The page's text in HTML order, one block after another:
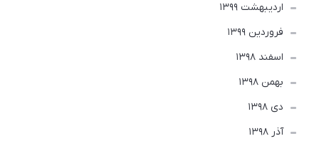
ارديبهشت 1399
فروردین 1399
اسفند 1398
بهمن 1398
دی 1398
آذر 1398